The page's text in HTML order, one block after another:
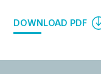
DOWNLOAD PDF